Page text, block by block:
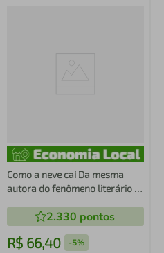
Como a neve cai Da mesma
autora do fenômeno literário O
2.330 pontos
R$ 66,40 -5%